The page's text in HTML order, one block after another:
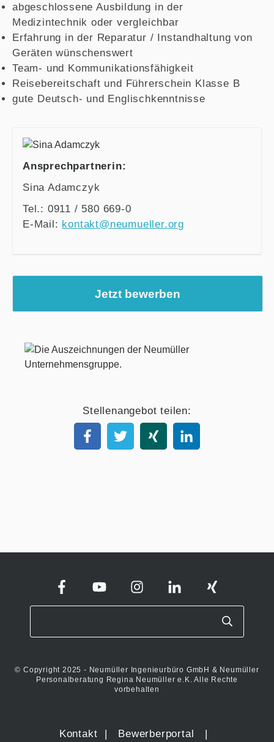
abgeschlossene Ausbildung in der
Medizintechnik oder vergleichbar
Erfahrung in der Reparatur / Instandhaltung von
Geräten wünschenswert
Team- und Kommunikationsfähigkeit
Reisebereitschaft und Führerschein Klasse B
gute Deutsch- und Englischkenntnisse
Ansprechpartnerin:
Sina Adamczyk
Tel.: 0911 / 580 669-0
E-Mail: kontakt@neumueller.org
Jetzt bewerben
Stellenangebot teilen:
© Copyright 2025 - Neumüller Ingenieurbüro GmbH & Neumüller
Personalberatung Regina Neumüller e.K. Alle Rechte
vorbehalten
Kontakt | Bewerberportal |